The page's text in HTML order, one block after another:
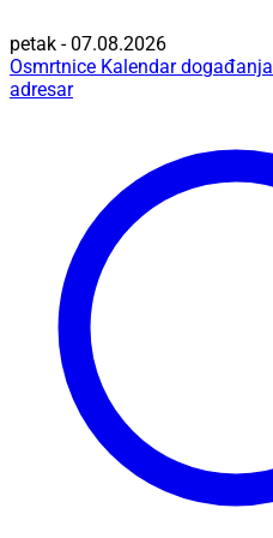
petak - 07.08.2026
Osmrtnice Kalendar događanja
adresar